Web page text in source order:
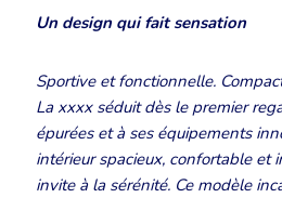
Un design qui fait sensation
Sportive et fonctionnelle.
La xxxx séduit dès le premier
épurées et à ses équipements
intérieur spacieux, confortable et
invite à la sérénité. Ce modèle